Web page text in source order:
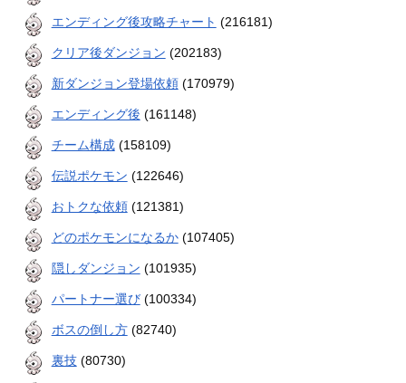
エンディング後攻略チャート (216181)
クリア後ダンジョン (202183)
新ダンジョン登場依頼(170979)
エンディング後 (161148)
チーム構成(158109)
伝説ポケモン (122646)
おトクな依頼(121381)
どのポケモンになるか(107405)
隠しダンジョン (101935)
パートナー選び(100334)
ボスの倒し方(82740)
裏技(80730)